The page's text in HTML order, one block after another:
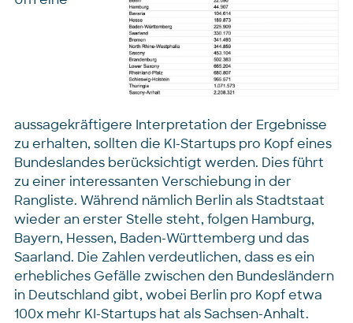
aussagekräftigere Interpretation der Ergebnisse
zu erhalten, sollten die KI-Startups pro Kopf eines
Bundeslandes berücksichtigt werden. Dies führt
zu einer interessanten Verschiebung in der
Rangliste. Während nämlich Berlin als Stadtstaat
wieder an erster Stelle steht, folgen Hamburg,
Bayern, Hessen, Baden-Württemberg und das
Saarland. Die Zahlen verdeutlichen, dass es ein
erhebliches Gefälle zwischen den Bundesländern
in Deutschland gibt, wobei Berlin pro Kopf etwa
100x mehr KI-Startups hat als Sachsen-Anhalt.